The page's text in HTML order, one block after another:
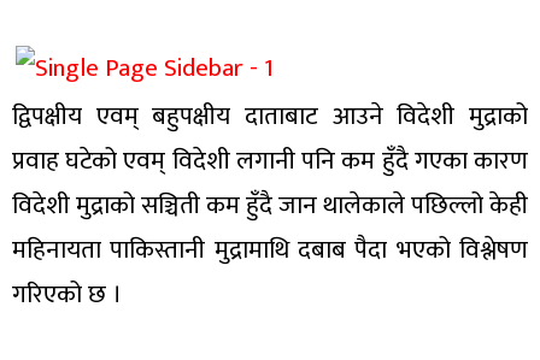
द्विपक्षीय एवम् बहुपक्षीय दाताबाट आउने विदेशी मुद्राको
प्रवाह घटेको एवम् विदेशी लगानी पनि कम हुँदै गएका कारण
विदेशी मुद्राको सञ्चिती कम हुँदै जान थालेकाले पछिल्लो केही
महिनायता पाकिस्तानी मुद्रामाथि दबाब पैदा भएको विश्लेषण
गरिएको छ ।